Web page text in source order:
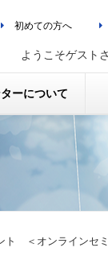
初めての方へ
ようこそゲスト
ーについて
ト ＜オンラインセ